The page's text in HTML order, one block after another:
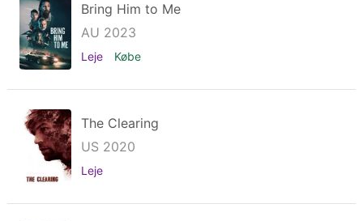
Bring Him to Me
AU 2023
Leje Købe
The Clearing
US 2020
Leje